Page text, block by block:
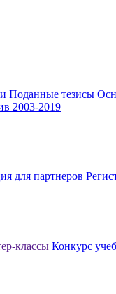
Поданные тезисы
2003-2019
для партнеров
классы Конкурс